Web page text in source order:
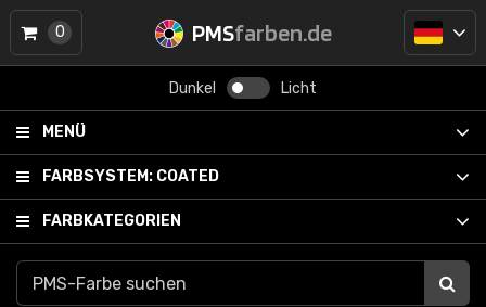
PMSfarben.de
Dunkel Licht
MENÜ
FARBSYSTEM: COATED
FARBKATEGORIEN
0